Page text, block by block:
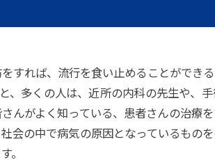
すれば、流行を食い止めることができ
、多くの人は、近所の内科の先生や、
んがよく知っている、患者さんの治療
会の中で病気の原因となっているもの
。